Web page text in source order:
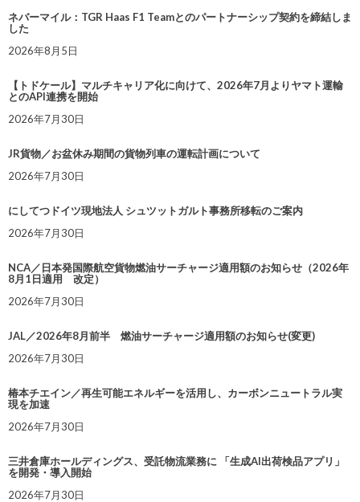
ネバーマイル：TGR Haas F1 Teamとのパートナーシップ契約を締結しま
した
2026年8月5日
【トドケール】マルチキャリア化に向けて、2026年7月よりヤマト運輸
とのAPI連携を開始
2026年7月30日
JR貨物／お盆休み期間の貨物列車の運転計画について
2026年7月30日
にしてつドイツ現地法人 シュツットガルト事務所移転のご案内
2026年7月30日
NCA／日本発国際航空貨物燃油サーチャージ適用額のお知らせ（2026年
8月1日適用 改定）
2026年7月30日
JAL／2026年8月前半 燃油サーチャージ適用額のお知らせ(変更)
2026年7月30日
椿本チエイン／再生可能エネルギーを活用し、カーボンニュートラル実
現を加速
2026年7月30日
三井倉庫ホールディングス、受託物流業務に 「生成AI出荷検品アプリ」
を開発・導入開始
2026年7月30日